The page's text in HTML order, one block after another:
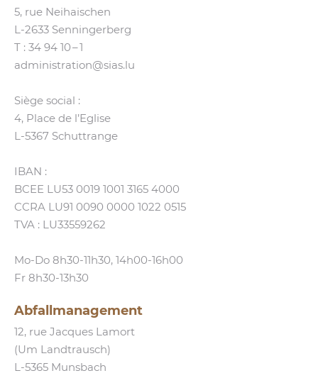
5, rue Neihaischen
L‑2633 Senningerberg
T : 34 94 10 – 1
administration@​sias.​lu
Siège social :
4, Place de l’Eglise
L‑5367 Schuttrange
IBAN :
BCEE LU53 0019 1001 3165 4000
CCRA LU91 0090 0000 1022 0515
TVA : LU33559262
Mo-Do 8h30-11h30, 14h00-16h00
Fr 8h30-13h30
Abfallmanagement
12, rue Jacques Lamort
(Um Landtrausch)
L‑5365 Munsbach